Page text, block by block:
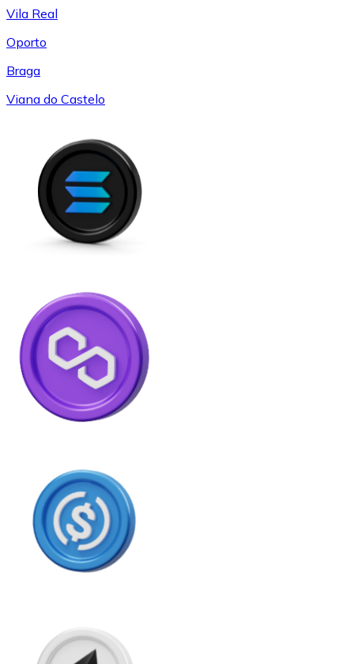
Vila Real
Oporto
Braga
Viana do Castelo